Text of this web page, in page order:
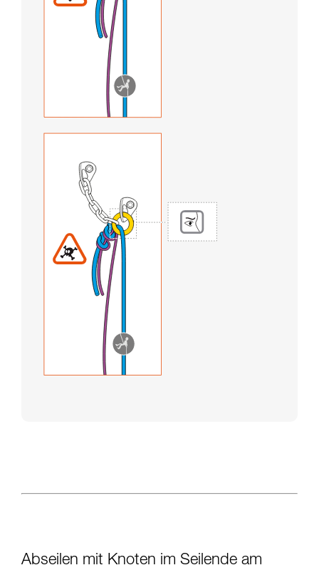
Abseilen mit Knoten im Seilende am